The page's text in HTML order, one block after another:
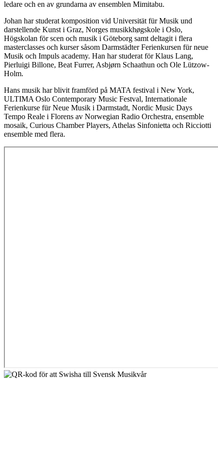
ledare och en av grundarna av ensemblen Mimitabu.
Johan har studerat komposition vid Universität für Musik und
darstellende Kunst i Graz, Norges musikkhøgskole i Oslo,
Högskolan för scen och musik i Göteborg samt deltagit i flera
masterclasses och kurser såsom Darmstädter Ferienkursen für neue
Musik och Impuls academy. Han har studerat för Klaus Lang,
Pierluigi Billone, Beat Furrer, Asbjørn Schaathun och Ole Lützow-
Holm.
Hans musik har blivit framförd på MATA festival i New York,
ULTIMA Oslo Contemporary Music Festval, Internationale
Ferienkurse für Neue Musik i Darmstadt, Nordic Music Days
Tempo Reale i Florens av Norwegian Radio Orchestra, ensemble
mosaik, Curious Chamber Players, Athelas Sinfonietta och Ricciotti
ensemble med flera.